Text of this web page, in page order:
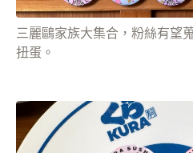
三麗鷗家族大集合，粉絲有望
扭蛋。